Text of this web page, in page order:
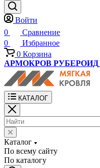
Войти
0
Сравнение
0
Избранное
0 Корзина
АРМОКРОВ РУБЕРОИД
КАТАЛОГ
Каталог
По всему сайту
По каталогу